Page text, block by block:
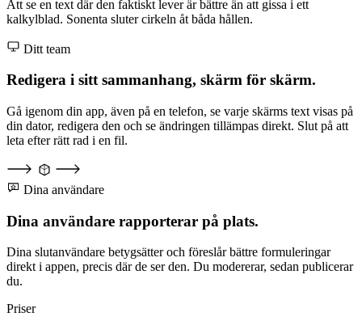
Att se en text där den faktiskt lever är bättre än att gissa i ett
kalkylblad. Sonenta sluter cirkeln åt båda hållen.
Ditt team
Redigera i sitt sammanhang, skärm för skärm.
Gå igenom din app, även på en telefon, se varje skärms text visas på
din dator, redigera den och se ändringen tillämpas direkt. Slut på att
leta efter rätt rad i en fil.
Dina användare
Dina användare rapporterar på plats.
Dina slutanvändare betygsätter och föreslår bättre formuleringar
direkt i appen, precis där de ser den. Du modererar, sedan publicerar
du.
Priser